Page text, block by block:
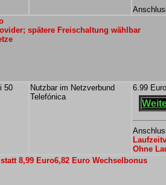
spätere Freischaltung wählbar
50
Nutzbar im Netzverbund
Telefónica
6.99 Euro
Ohne
8,99 Euro6,82 Euro Wechselbonus